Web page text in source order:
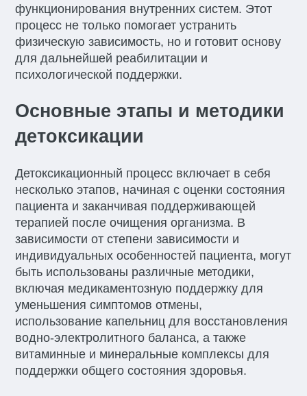
функционирования внутренних систем. Этот
процесс не только помогает устранить
физическую зависимость, но и готовит основу
для дальнейшей реабилитации и
психологической поддержки.
Основные этапы и методики
детоксикации
Детоксикационный процесс включает в себя
несколько этапов, начиная с оценки состояния
пациента и заканчивая поддерживающей
терапией после очищения организма. В
зависимости от степени зависимости и
индивидуальных особенностей пациента, могут
быть использованы различные методики,
включая медикаментозную поддержку для
уменьшения симптомов отмены,
использование капельниц для восстановления
водно-электролитного баланса, а также
витаминные и минеральные комплексы для
поддержки общего состояния здоровья.